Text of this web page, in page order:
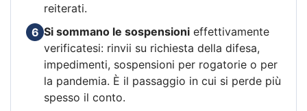
reiterati.
6 Si sommano le sospensioni effettivamente
verificatesi: rinvii su richiesta della difesa,
impedimenti, sospensioni per rogatorie o per
la pandemia. È il passaggio in cui si perde più
spesso il conto.